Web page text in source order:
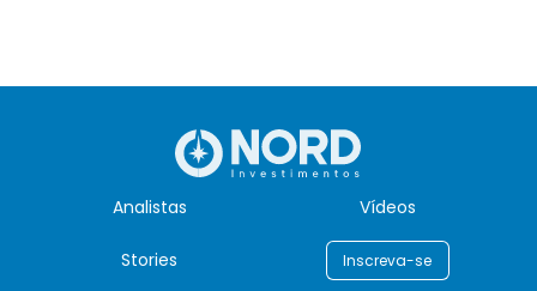
Analistas Vídeos
Stories Inscreva-se